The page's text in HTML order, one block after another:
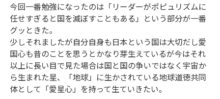
今回一番勉強になったのは「リーダーがポピュリズムに
任せすぎると国を滅ぼすこともある」という部分が一番
グッときた。
少しそれましたが自分自身も日本という国は大切だし愛
国心も昔のことを思うとかなり芽生えているが今はそれ
以上に長い目で見た場合は国と国の争いではなく宇宙か
ら生まれた星、「地球」に生かされている地球道徳共同
体として「愛星心」を持って生ていきたい。